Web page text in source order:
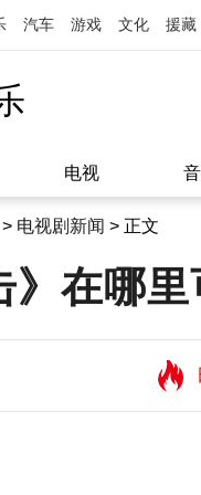
汽车 游戏 文化 援藏
电视
> 电视剧新闻 > 正文
》在哪